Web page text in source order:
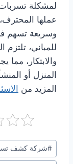
لمشكلة تسربات
عملها
وسريعة تسهم
للمباني، تلتزم
والابتكار،
المنزل أو
المزيد من
وسوم
المقال:
#شركة كشف